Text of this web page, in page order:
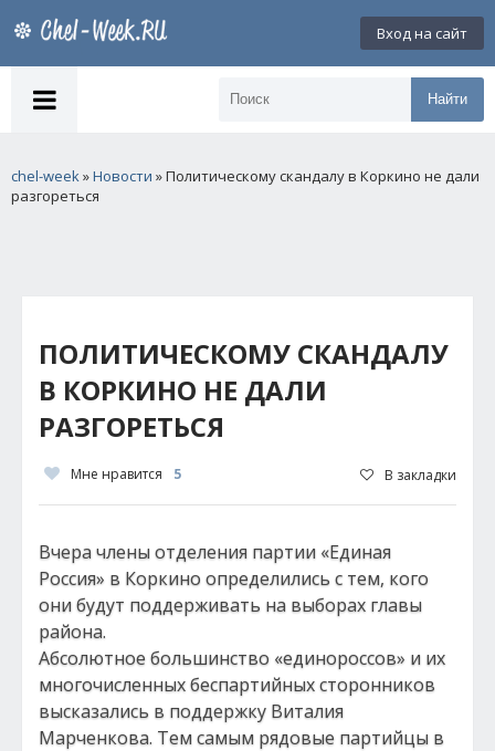
Вход на сайт
Найти
chel-week»Новости » Политическому скандалу в Коркино не дали
разгореться
ПОЛИТИЧЕСКОМУ СКАНДАЛУ
В КОРКИНО НЕ ДАЛИ
РАЗГОРЕТЬСЯ
Мне нравится 5 В закладки
Вчера члены отделения партии «Единая
Россия» в Коркино определились с тем, кого
они будут поддерживать на выборах главы
района.
Абсолютное большинство «единороссов» и их
многочисленных беспартийных сторонников
высказались в поддержку Виталия
Марченкова. Тем самым рядовые партийцы в